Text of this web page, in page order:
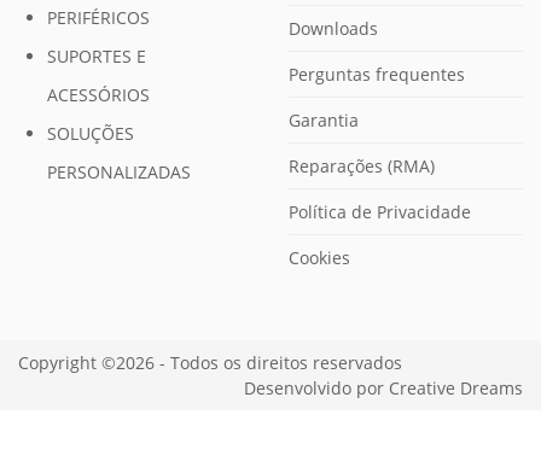
PERIFÉRICOS
SUPORTES E
ACESSÓRIOS
SOLUÇÕES
PERSONALIZADAS
Downloads
Perguntas frequentes
Garantia
Reparações (RMA)
Política de Privacidade
Cookies
Copyright ©2026 - Todos os direitos reservados
Desenvolvido por Creative Dreams